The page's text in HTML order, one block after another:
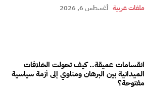
ملفات عربية أغسطس 6, 2026
انقسامات عميقة.. كيف تحولت الخلافات
الميدانية بين البرهان ومناوي إلى أزمة سياسية
مفتوحة؟